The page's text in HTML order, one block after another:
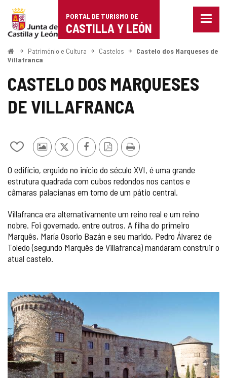
Portal
de
Turismo
de
Castilla
PORTAL DE TURISMO DE
CASTILLA Y LEÓN
Menu
ComeçoPatrimónio e Cultura Castelos
Castelo dos Marqueses de
Villafranca
CASTELO DOS MARQUESES
DE VILLAFRANCA
Adicionar
remover
de
meus
Fotos
outros
turistas
x FacebookVersãoImprimir
O edifício, erguido no início do século XVI, é uma grande
estrutura quadrada com cubos redondos nos cantos e
câmaras palacianas em torno de um pátio central.
Villafranca era alternativamente um reino real e um reino
nobre. Foi governado, entre outros. A filha do primeiro
Marquês, María Osorio Bazán e seu marido, Pedro Álvarez de
Toledo (segundo Marquês de Villafranca) mandaram construir o
atual castelo.
GALERIA
DE
IMAGENS